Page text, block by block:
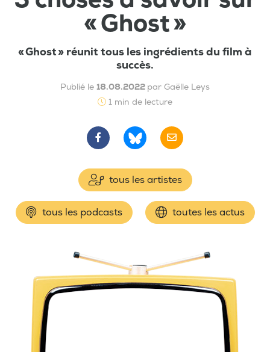
« Ghost »
« Ghost » réunit tous les ingrédients du film à
succès.
Publié le 18.08.2022 par Gaëlle Leys
1 min de lecture
tous les artistes
tous les podcasts toutes les actus